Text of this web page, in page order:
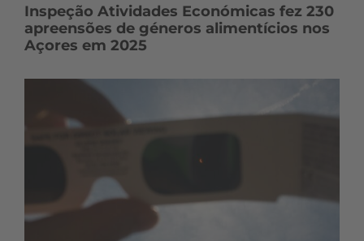
Inspeção Atividades Económicas fez 230
apreensões de géneros alimentícios nos
Açores em 2025